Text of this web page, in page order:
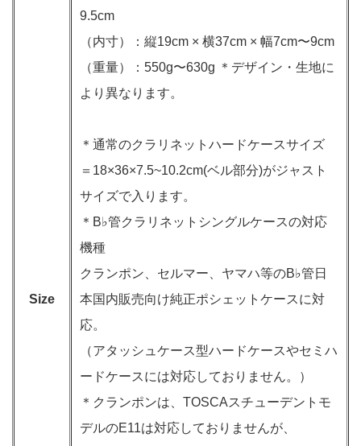
Size
9.5cm
（内寸）：縦19cm × 横37cm × 幅7cm〜9cm
（重量）：550g〜630g ＊デザイン・生地に
より異なります。
＊通常のクラリネットハードケースサイズ
＝18×36×7.5~10.2cm(ベル部分)がジャスト
サイズで入ります。
＊B♭管クラリネットシングルケースの対応
機種
クランポン、セルマー、ヤマハ等のB♭管日
本国内販売向け純正ポシェットケースに対
応。
（アタッシュケース型ハードケースやセミハ
ードケースには対応しておりません。）
＊クランポンは、TOSCAスチューデントモ
デルのE11は対応しておりませんが、